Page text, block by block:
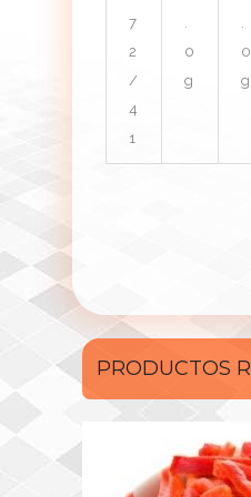
7
2
/
4
1
0
g
0
g
PRODUCTOS